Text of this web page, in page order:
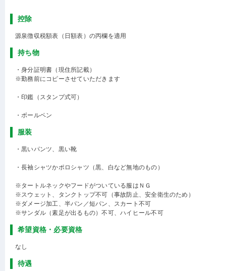
控除
源泉徴収税額表（日額表）の丙欄を適用
持ち物
・身分証明書（現住所記載）
※勤務前にコピーさせていただきます
・印鑑（スタンプ式可）
・ボールペン
服装
・黒いパンツ、黒い靴
・長袖シャツかポロシャツ（黒、白など無地のもの）
※タートルネックやフードがついている服はＮＧ
※スウェット、タンクトップ不可（事故防止、安全衛生のため）
※ダメージ加工、半パン／短パン、スカート不可
※サンダル（素足が出るもの）不可、ハイヒール不可
希望資格・必要資格
なし
待遇